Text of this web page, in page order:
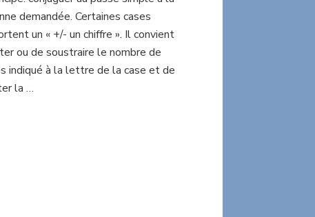
passé
simple
demandée. Certaines cases
un « +/- un chiffre ». Il convient
ou de soustraire le nombre de
indiqué à la lettre de la case et de
la …